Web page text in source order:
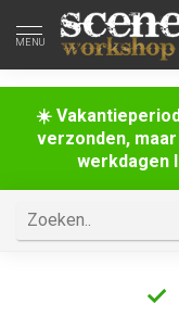
☀️
verzonden,
werkdagen
MENU